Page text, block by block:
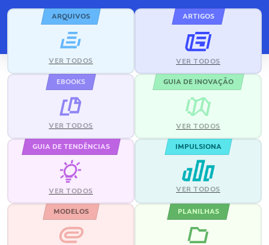
ARQUIVOS
VER TODOS
ARTIGOS
VER TODOS
EBOOKS
VER TODOS
GUIA DE INOVAÇÃO
VER TODOS
GUIA DE TENDÊNCIAS
VER TODOS
IMPULSIONA
VER TODOS
MODELOS PLANILHAS